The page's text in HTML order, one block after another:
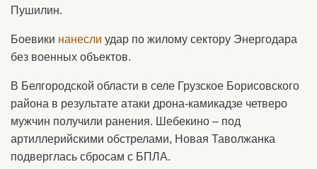
Пушилин.
Боевики нанесли удар по жилому сектору Энергодара
без военных объектов.
В Белгородской области в селе Грузское Борисовского
района в результате атаки дрона-камикадзе четверо
мужчин получили ранения. Шебекино – под
артиллерийскими обстрелами, Новая Таволжанка
подверглась сбросам с БПЛА.